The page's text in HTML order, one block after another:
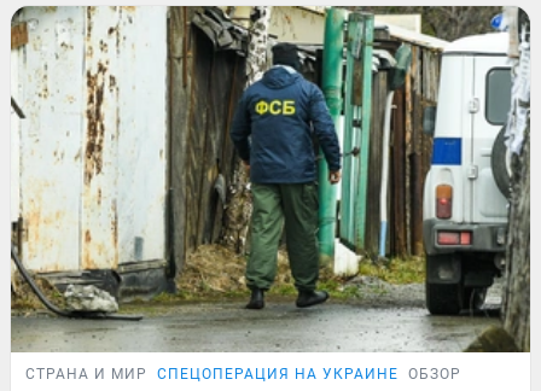
СТРАНА И МИР СПЕЦОПЕРАЦИЯ НА УКРАИНЕ ОБЗОР